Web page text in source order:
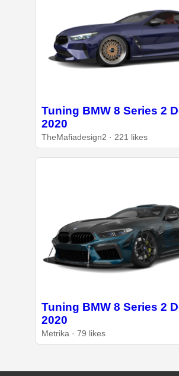
Tuning BMW 8 Series 2
2020
TheMafiadesign2 · 221 likes
Tuning BMW 8 Series 2
2020
Metrika · 79 likes